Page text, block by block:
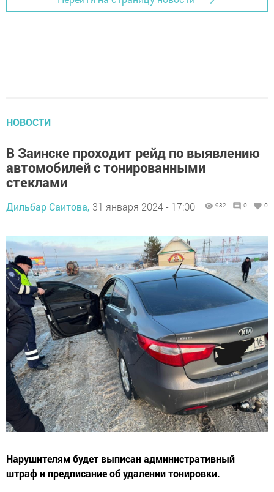
НОВОСТИ
В Заинске проходит рейд по выявлению
автомобилей с тонированными
стеклами
Дильбар Саитова, 31 января 2024 - 17:00 932 0 0
Нарушителям будет выписан административный
штраф и предписание об удалении тонировки.